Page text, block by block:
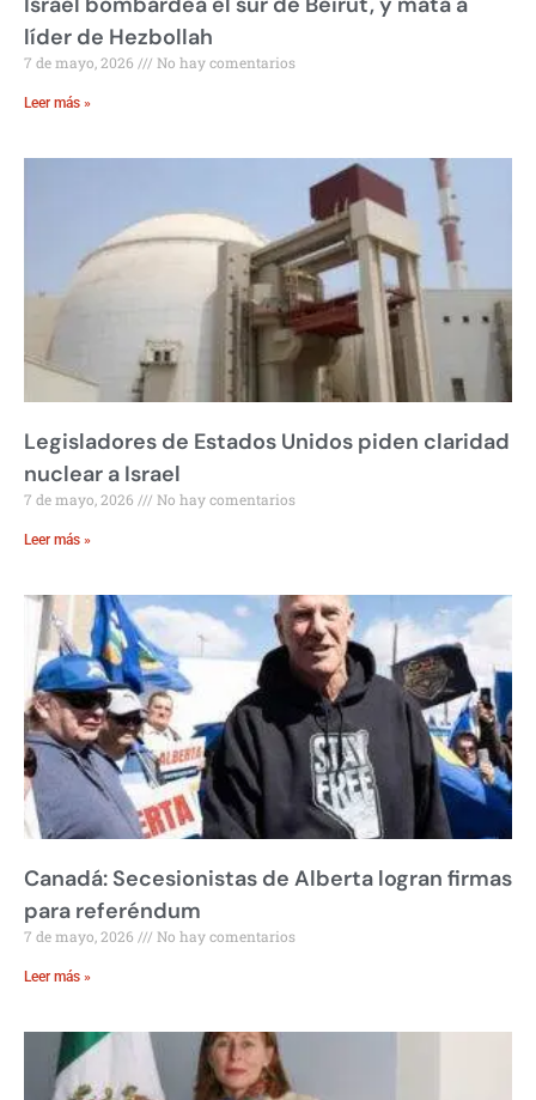
líder de Hezbollah
7 de mayo, 2026 No hay comentarios
Leer más »
Legisladores de Estados Unidos piden claridad
nuclear a Israel
7 de mayo, 2026 No hay comentarios
Leer más »
Canadá: Secesionistas de Alberta logran firmas
para referéndum
7 de mayo, 2026 No hay comentarios
Leer más »